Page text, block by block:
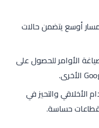
أوسع يتضمن حالات
الأوامر للحصول على
الأخلاقي والتحيز في
حساسة.